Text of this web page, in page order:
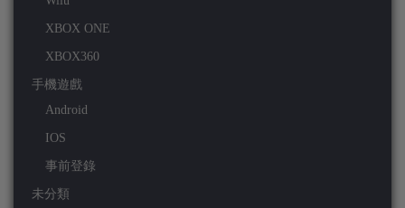
XBOX ONE
XBOX360
手機遊戲
Android
IOS
事前登錄
未分類